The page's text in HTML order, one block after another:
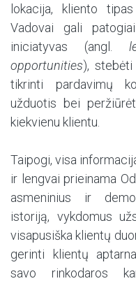
lokacija, kliento
Vadovai gali
iniciatyvas (angl.
opportunities), stebėti
tikrinti pardavimų
užduotis bei
kiekvienu klientu.
Taipogi, visa
ir lengvai prieinama
asmeninius ir
istoriją, vykdomus
visapusiška klientų
gerinti klientų
savo rinkodaros